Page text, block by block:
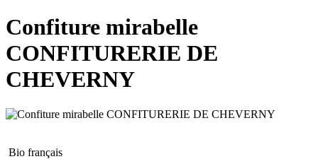
Confiture mirabelle
CONFITURERIE DE
CHEVERNY
Bio français